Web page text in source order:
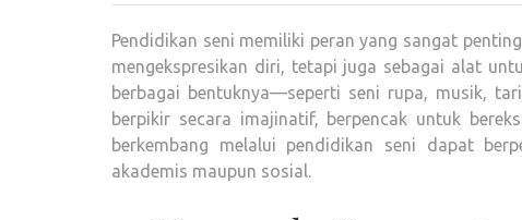
Pendidikan seni memiliki peran yang sangat
mengekspresikan diri, tetapi juga sebagai alat
berbagai bentuknya—seperti seni rupa, musik,
berpikir secara imajinatif, berpencak untuk
berkembang melalui pendidikan seni dapat
akademis maupun sosial.